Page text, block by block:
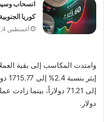
انسحاب
كوريا
أغسطس 4, 2026
وامتدت المكاسب إلى بقية
دولار.